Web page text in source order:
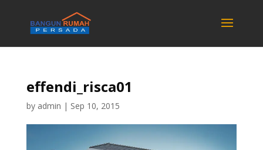
effendi_risca01
by admin | Sep 10, 2015